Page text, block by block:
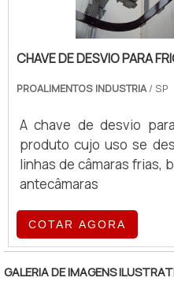
CHAVE DE DESVIO PARA
PROALIMENTOS INDUSTRIA/ SP
A chave de desvio
produto cujo uso se
linhas de câmaras frias,
antecâmaras
COTAR AGORA
GALERIA DE IMAGENS